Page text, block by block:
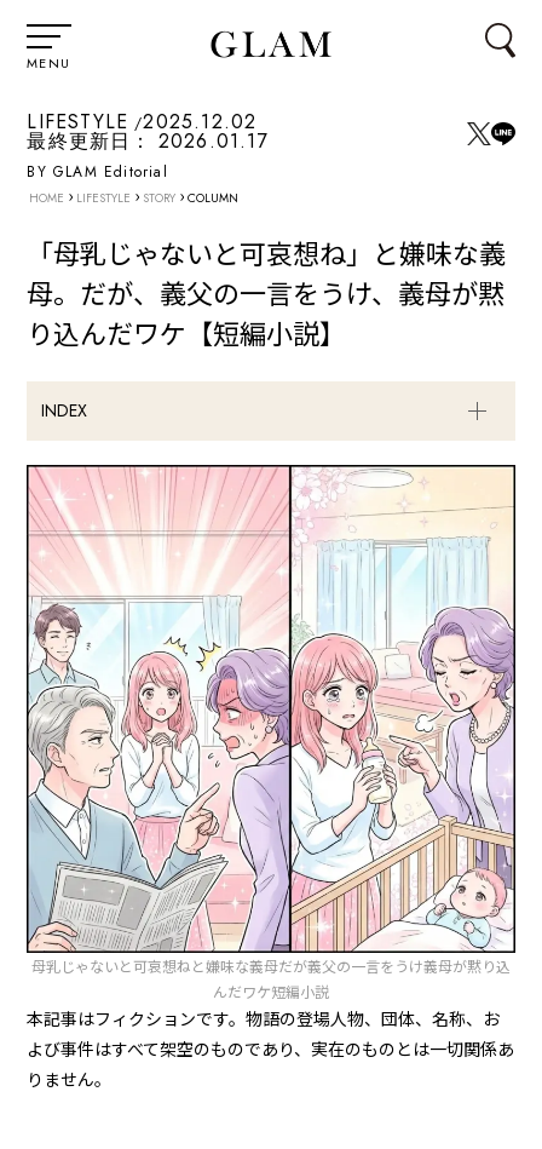
MENU
LIFESTYLE 2025.12.02
最終更新日： 2026.01.17
BY GLAM Editorial
HOME › LIFESTYLE › STORY › COLUMN
「母乳じゃないと可哀想ね」と嫌味な義
母。だが、義父の一言をうけ、義母が黙
り込んだワケ【短編小説】
INDEX
母乳じゃないと可哀想ねと嫌味な義母だが義父の一言をうけ義母が黙り込
んだワケ短編小説
本記事はフィクションです。物語の登場人物、団体、名称、お
よび事件はすべて架空のものであり、実在のものとは一切関係あ
りません。